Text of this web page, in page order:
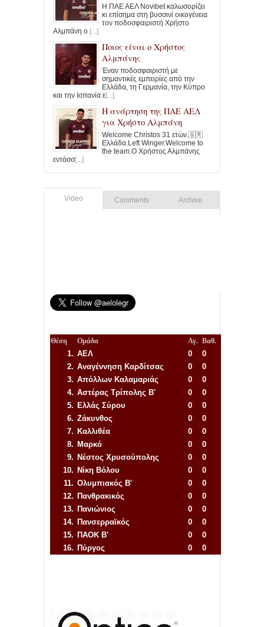
Η ΠΑΕ ΑΕΛ Novibet καλωσορίζει
κι επίσημα στη βυσσινί οικογένεια
τον ποδοσφαιριστή Χρήστο
Αλμπάνη ο [...]
Ποιος είναι ο Χρήστος
Αλμπάνης
Έναν ποδοσφαιριστή με
σημαντικές εμπειρίες από την
Ελλάδα, τη Γερμανία, την Κύπρο
και την Ισπανία ε[...]
Η ανάρτηση της ΠΑΕ ΑΕΛ
για Χρήστο Αλμπάνη
Welcome Christos 31 ετών.🇬🇷
Ελλάδα.Left Winger.Welcome to
the team.Ο Χρήστος Αλμπάνης
εντάσσ[...]
Video Comments Archive
Θέση Ομάδα Αγ. Βαθ.
1. ΑΕΛ 0
0
2. Αναγέννηση Καρδίτσας 0
0
3. Απόλλων Καλαμαριάς 0
0
4. Αστέρας Τρίπολης Β' 0
0
5. Ελλάς Σύρου 0
0
6. Ζάκυνθος 0
0
7. Καλλιθέα 0
0
8. Μαρκό 0
0
9. Νέστος Χρυσούπολης 0
0
10. Νίκη Βόλου 0
0
11. Ολυμπιακός Β' 0
0
12. Πανθρακικός 0
0
13. Πανιώνιος 0
0
14. Πανσερραϊκός 0
0
15. ΠΑΟΚ Β' 0
0
16. Πύργος 0
0